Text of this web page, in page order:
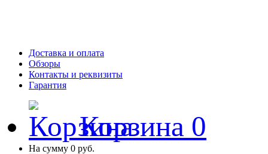
Доставка и оплата
Обзоры
Контакты и реквизиты
Гарантия
Корзина 0
На сумму 0 руб.